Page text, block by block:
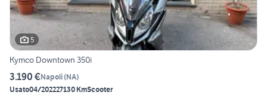
5
Kymco Downtown 350i
3.190 €Napoli(NA)
Usato04/202227130 KmScooter